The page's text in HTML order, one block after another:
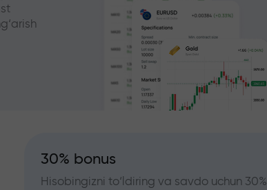
30% bonus
Hisobingizni to‘ldiring va savdo uchun 30%